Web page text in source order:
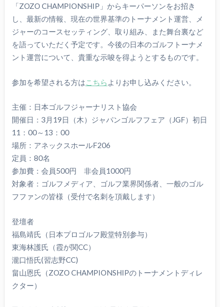
「ZOZO CHAMPIONSHIP」からキーパーソンをお招き
し、最新の情報、現在の世界基準のトーナメント運営、メ
ジャーのコースセッティング、取り組み、また舞台裏など
を語っていただく予定です。今後の日本のゴルフトーナメ
ント運営について、貴重な示唆を得ようとするものです。
参加を希望される方は こちら よりお申し込みください。
主催：日本ゴルフジャーナリスト協会
開催日：3月19日（木）ジャパンゴルフフェア（JGF）初日
11：00～13：00
場所：アネックスホールF206
定員：80名
参加費：会員500円 非会員1000円
対象者：ゴルフメディア、ゴルフ業界関係者、一般のゴル
フファンの皆様（受付で名刺を頂戴します）
登壇者
福島靖氏（日本プロゴルフ殿堂特別参与）
東海林護氏（霞が関CC）
瀧口悟氏(習志野CC)
畠山恩氏（ZOZO CHAMPIONSHIPのトーナメントディレ
クター）